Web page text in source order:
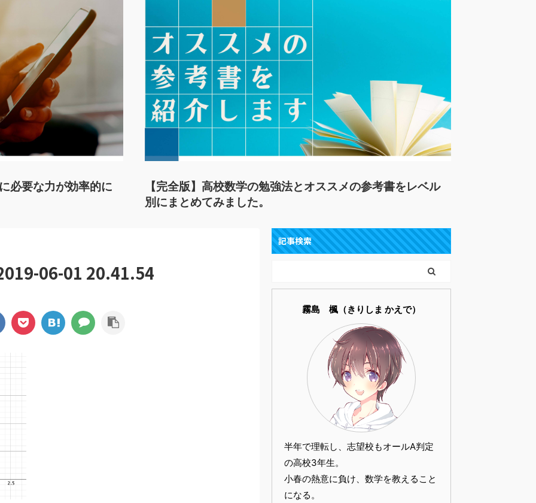
必要な力が効率的に
【完全版】高校数学の勉強法とオススメの参考書をレベル
別にまとめてみました。
06-01 20.41.54
記事検索
霧島 楓（きりしま かえで）
半年で理転し、志望校もオールA判定
の高校3年生。
小春の熱意に負け、数学を教えること
になる。